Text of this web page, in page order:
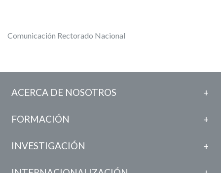
Comunicación Rectorado Nacional
ACERCA DE NOSOTROS
FORMACIÓN
INVESTIGACIÓN